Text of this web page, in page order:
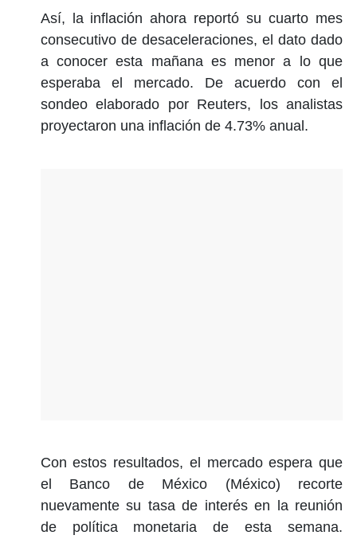
Así, la inflación ahora reportó su cuarto mes
consecutivo de desaceleraciones, el dato dado
a conocer esta mañana es menor a lo que
esperaba el mercado. De acuerdo con el
sondeo elaborado por Reuters, los analistas
proyectaron una inflación de 4.73% anual.
Con estos resultados, el mercado espera que
el Banco de México (México) recorte
nuevamente su tasa de interés en la reunión
de política monetaria de esta semana.